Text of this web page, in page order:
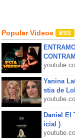
Popular Videos
Yanina
stia de
Daniel El
icial )